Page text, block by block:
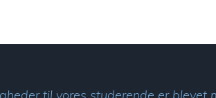
til vores studerende er blevet